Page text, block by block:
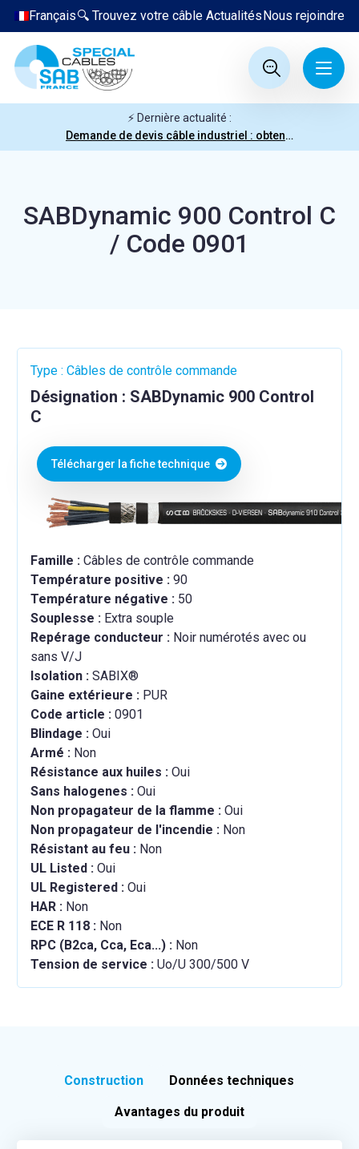
Nous rejoindre
Actualités
🔍 Trouvez votre câble
Français
⚡ Dernière actualité :
Demande de devis câble industriel : obtenez votre prix en quelques clics
SABDynamic 900 Control C
/ Code 0901
Type : Câbles de contrôle commande
Désignation : SABDynamic 900 Control
C
Télécharger la fiche technique
Famille : Câbles de contrôle commande
Température positive : 90
Température négative : 50
Souplesse : Extra souple
Repérage conducteur : Noir numérotés avec ou
sans V/J
Isolation : SABIX®
Gaine extérieure : PUR
Code article : 0901
Blindage : Oui
Armé : Non
Résistance aux huiles : Oui
Sans halogenes : Oui
Non propagateur de la flamme : Oui
Non propagateur de l'incendie : Non
Résistant au feu : Non
UL Listed : Oui
UL Registered : Oui
HAR : Non
ECE R 118 : Non
RPC (B2ca, Cca, Eca...) : Non
Tension de service : Uo/U 300/500 V
Construction Données techniques
Avantages du produit